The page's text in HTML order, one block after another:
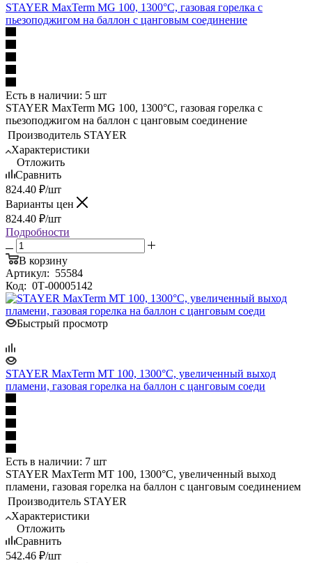
STAYER MaxTerm MG 100, 1300°C, газовая горелка с
пьезоподжигом на баллон с цанговым соединение
Есть в наличии: 5 шт
STAYER MaxTerm MG 100, 1300°C, газовая горелка с
пьезоподжигом на баллон с цанговым соединение
Производитель STAYER
Характеристики
Отложить
Сравнить
824.40 ₽/шт
Варианты цен
824.40 ₽/шт
Подробности
В корзину
Артикул: 55584
Код: 0Т-00005142
Быстрый просмотр
STAYER MaxTerm MT 100, 1300°C, увеличенный выход
пламени, газовая горелка на баллон с цанговым соеди
Есть в наличии: 7 шт
STAYER MaxTerm MT 100, 1300°C, увеличенный выход
пламени, газовая горелка на баллон с цанговым соединением
Производитель STAYER
Характеристики
Отложить
Сравнить
542.46 ₽/шт